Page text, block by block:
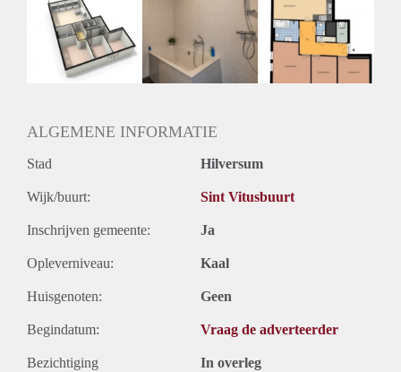
ALGEMENE INFORMATIE
Stad Hilversum
Wijk/buurt: Sint Vitusbuurt
Inschrijven gemeente: Ja
Opleverniveau: Kaal
Huisgenoten: Geen
Begindatum: Vraag de adverteerder
Bezichtiging In overleg